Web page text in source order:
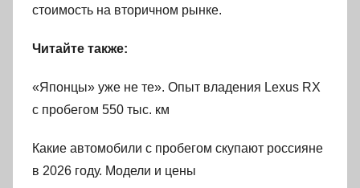
стоимость на вторичном рынке.
Читайте также:
«Японцы» уже не те». Опыт владения Lexus RX
с пробегом 550 тыс. км
Какие автомобили с пробегом скупают россияне
в 2026 году. Модели и цены